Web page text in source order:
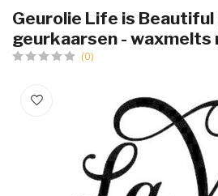
Geurolie Life is Beautiful
geurkaarsen - waxmelts
(0)